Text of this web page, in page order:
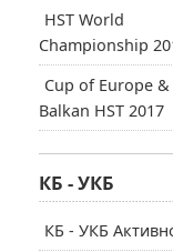
HST World
Championship
Cup of Europe &
Balkan HST 2017
КБ - УКБ
КБ - УКБ